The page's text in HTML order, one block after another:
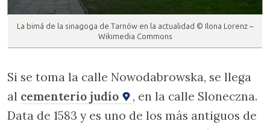
La bimá de la sinagoga de Tarnów en la actualidad © Ilona Lorenz –
Wikimedia Commons
Si se toma la calle Nowodabrowska, se llega
al cementerio judío
, en la calle Sloneczna.
Data de 1583 y es uno de los más antiguos de